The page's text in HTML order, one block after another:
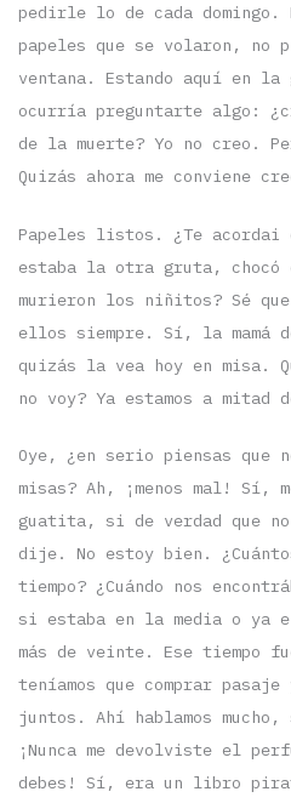
pedirle lo de cada domingo.
papeles que se volaron, no
ventana. Estando aquí en la
ocurría preguntarte algo:
de la muerte? Yo no creo.
Quizás ahora me conviene
Papeles listos. ¿Te acordai
estaba la otra gruta,
murieron los niñitos? Sé
ellos siempre. Sí, la mamá
quizás la vea hoy en misa.
no voy? Ya estamos a mitad
Oye, ¿en serio piensas que
misas? Ah, ¡menos mal! Sí,
guatita, si de verdad que
dije. No estoy bien.
tiempo? ¿Cuándo nos
si estaba en la media o ya
más de veinte. Ese tiempo
teníamos que comprar
juntos. Ahí hablamos
¡Nunca me devolviste el
debes! Sí, era un libro